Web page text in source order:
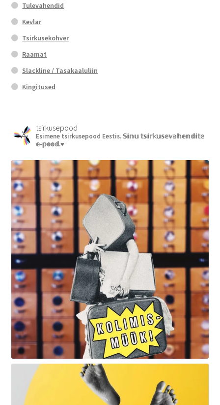
Tulevahendid
Kevlar
Tsirkusekohver
Raamat
Slackline / Tasakaaluliin
Kingitused
tsirkusepood
Esimene tsirkusepood Eestis. 𝕊𝕚𝕟𝕦 𝕥𝕤𝕚𝕣𝕜𝕦𝕤𝕖𝕧𝕒𝕙𝕖𝕟𝕕𝕚𝕥𝕖
𝕖-𝕡𝕠𝕠𝕕.♥︎